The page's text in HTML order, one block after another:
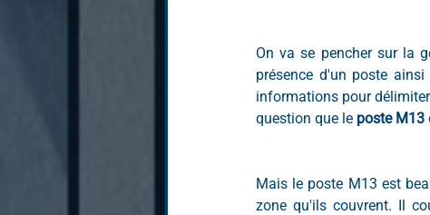
On va se pencher sur la
présence d'un poste
informations pour
question que le poste M13
Mais le poste M13 est
zone qu'ils couvrent. Il